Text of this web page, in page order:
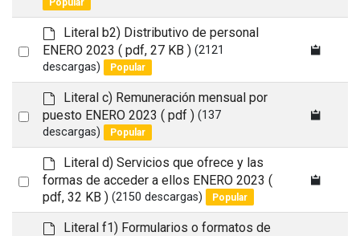
a
l
t
Select
d
e
f
a
l
t
Literal b2) Distributivo de personal
ENERO 2023 ( pdf, 27 KB ) (2121
descargas)
Popular
Select
d
e
f
a
l
t
Literal c) Remuneración mensual por
puesto ENERO 2023 ( pdf ) (137
descargas)
Popular
Select
d
e
f
a
Literal d) Servicios que ofrece y las
formas de acceder a ellos ENERO 2023 (
pdf, 32 KB ) (2150 descargas) Popular
dLiteral f1) Formularios o formatos de